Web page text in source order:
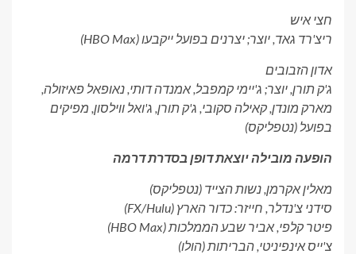
חצי איש
ריצ'רד גאד, יוצר; יצרנים בפועל ייקבעו (HBO Max)
אדון הזבובים
ג'ק תורן, יוצר; ג'יימי קמפבל, אמנדה דותי, נאופאל פאיזולה,
מארק מונדן, קאילה סקובי, ג'ק תורן, ג'ואל ווילסון, מפיקים
בפועל (נטפליקס)
הופעה מובילה יוצאת דופן בסדרת דרמה
מאלין אקרמן,נשות הצייד (נטפליקס)
סידני צ'נדלר, חייזר: כדור הארץ (FX/Hulu)
פיטר קלפי,אביר שבע הממלכות(HBO Max)
צ'ייס אינפיניטי,הבריתות(הולו)